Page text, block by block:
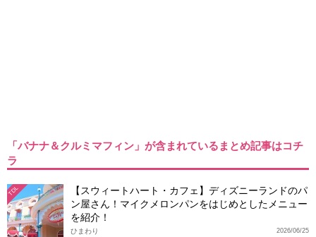
「バナナ＆クルミマフィン」が含まれているまとめ記事はコチ
ラ
TDL
【スウィートハート・カフェ】ディズニーランドのパ
ン屋さん！マイクメロンパンをはじめとしたメニュー
を紹介！
2026/06/25
ひまわり